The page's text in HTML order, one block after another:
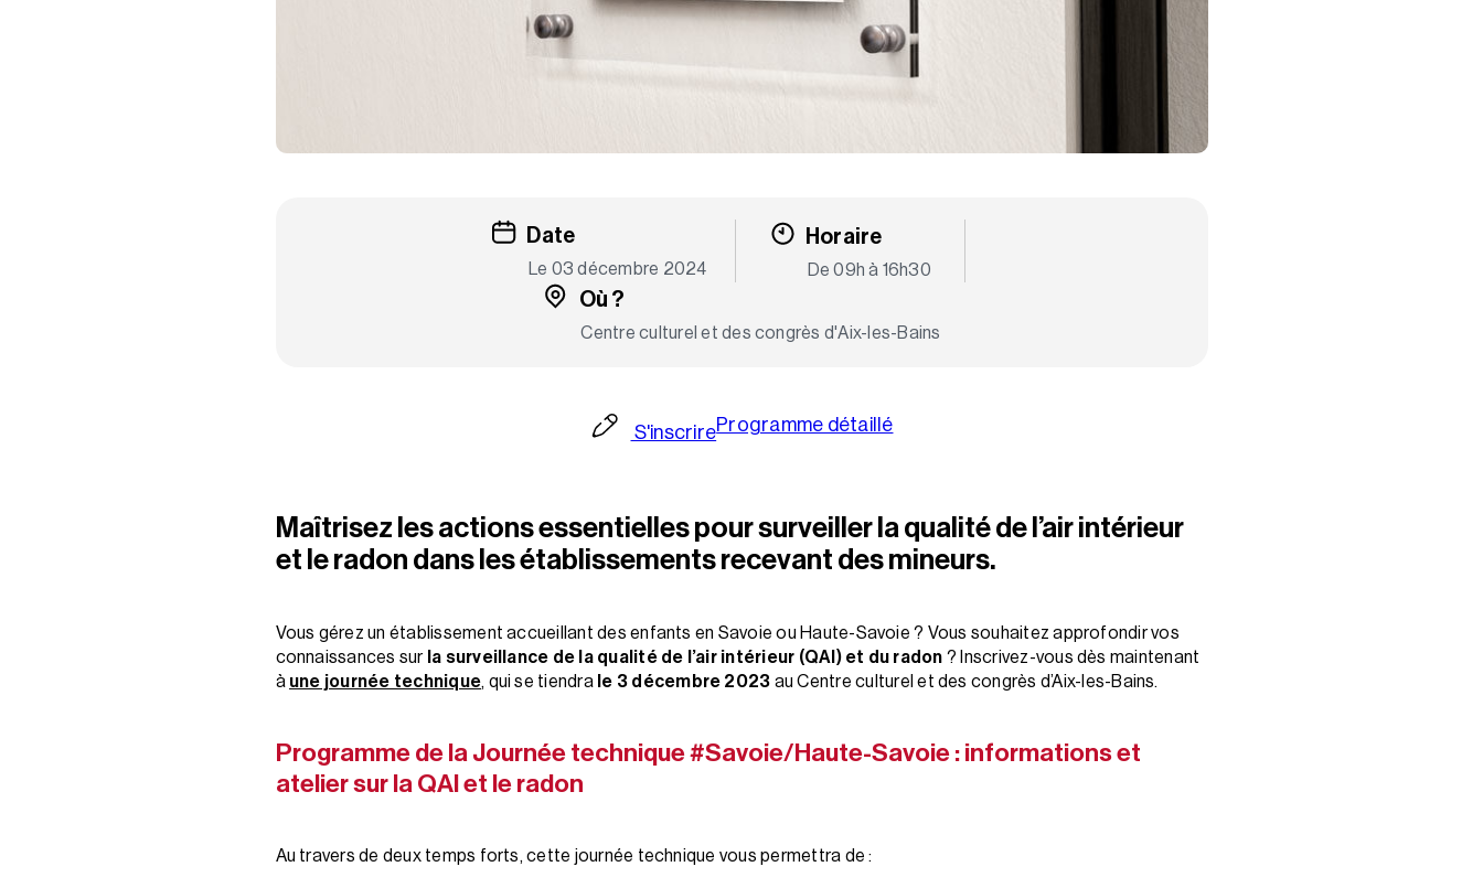
Date
Le 03 décembre 2024
Horaire
De 09h à 16h30
Où ?
Centre culturel et des congrès d'Aix-les-Bains
S'inscrireProgramme détaillé
Maîtrisez les actions essentielles pour surveiller la qualité de l’air intérieur
et le radon dans les établissements recevant des mineurs.
Vous gérez un établissement accueillant des enfants en Savoie ou Haute-Savoie ? Vous souhaitez approfondir vos
connaissances sur la surveillance de la qualité de l’air intérieur (QAI) et du radon ? Inscrivez-vous dès maintenant
à une journée technique, qui se tiendra le 3 décembre 2023 au Centre culturel et des congrès d’Aix-les-Bains.
Programme de la Journée technique #Savoie/Haute-Savoie : informations et
atelier sur la QAI et le radon
Au travers de deux temps forts, cette journée technique vous permettra de :